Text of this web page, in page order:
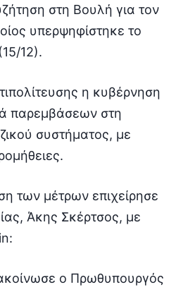
στη Βουλή για τον
υπερψηφίστηκε το
12).
η κυβέρνηση
παρεμβάσεων στη
συστήματος, με
των μέτρων επιχείρησε
Άκης Σκέρτσος, με
ο Πρωθυπουργός